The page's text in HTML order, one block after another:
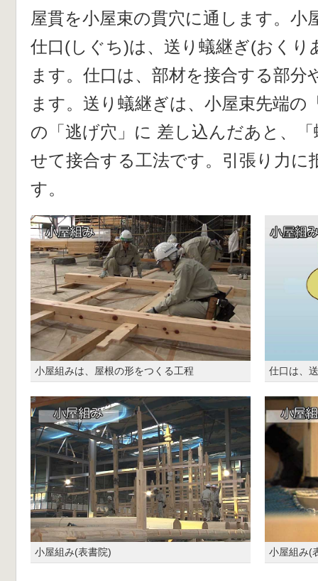
屋貫を小屋束の貫穴に通します。小
仕口(しぐち)は、送り蟻継ぎ(おくり
ます。仕口は、部材を接合する部分
ます。送り蟻継ぎは、小屋束先端の
の「逃げ穴」に 差し込んだあと、
せて接合する工法です。引張り力に
す。
小屋組みは、屋根の形をつくる工程 仕口は、
小屋組み(表書院) 小屋組み(